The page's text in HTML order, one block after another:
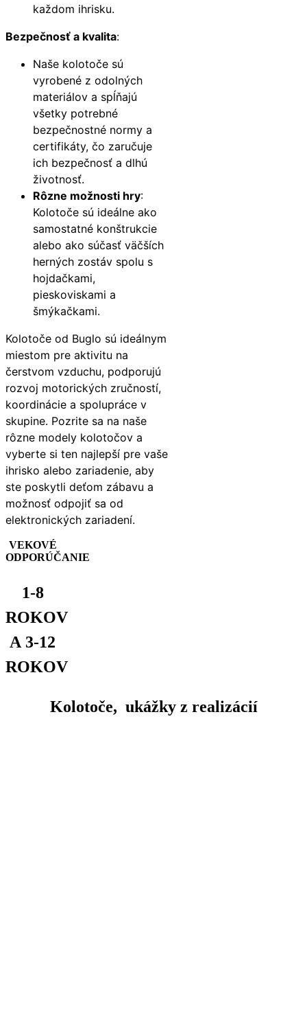
každom ihrisku.
Bezpečnosť a kvalita:
Naše kolotoče sú
vyrobené z odolných
materiálov a spĺňajú
všetky potrebné
bezpečnostné normy a
certifikáty, čo zaručuje
ich bezpečnosť a dlhú
životnosť.
Rôzne možnosti hry:
Kolotoče sú ideálne ako
samostatné konštrukcie
alebo ako súčasť väčších
herných zostáv spolu s
hojdačkami,
pieskoviskami a
šmýkačkami.
Kolotoče od Buglo sú ideálnym
miestom pre aktivitu na
čerstvom vzduchu, podporujú
rozvoj motorických zručností,
koordinácie a spolupráce v
skupine. Pozrite sa na naše
rôzne modely kolotočov a
vyberte si ten najlepší pre vaše
ihrisko alebo zariadenie, aby
ste poskytli deťom zábavu a
možnosť odpojiť sa od
elektronických zariadení.
VEKOVÉ
ODPORÚČANIE
1-8
ROKOV
A 3-12
ROKOV
Kolotoče, ukážky z realizácií